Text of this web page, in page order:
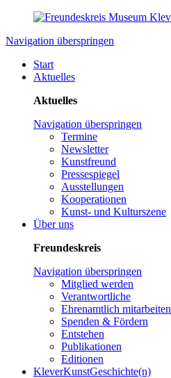
Navigation überspringen
Start
Aktuelles
Aktuelles
Navigation überspringen
Termine
Newsletter
Kunstfreund
Pressespiegel
Ausstellungen
Kooperationen
Kunst- und Kulturszene
Über uns
Freundeskreis
Navigation überspringen
Mitglied werden
Verantwortliche
Ehrenamtlich mitarbeiten
Spenden & Fördern
Entstehen
Publikationen
Editionen
KleverKunstGeschichte(n)